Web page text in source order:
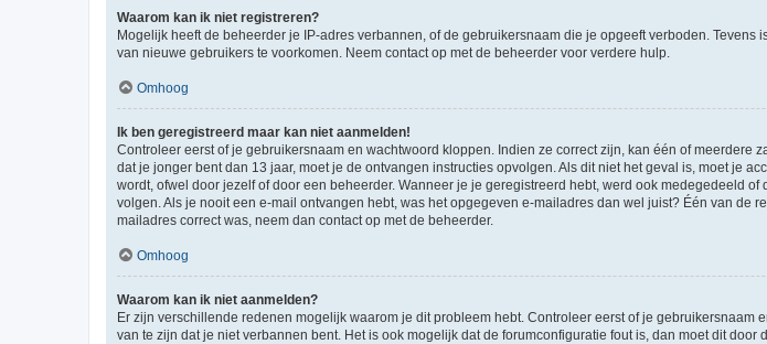
Waarom kan ik niet registreren?
Mogelijk heeft de beheerder je IP-adres verbannen, of de gebruikersnaam die je opgeeft verboden.
van nieuwe gebruikers te voorkomen. Neem contact op met de beheerder voor verdere hulp.
Omhoog
Ik ben geregistreerd maar kan niet aanmelden!
Controleer eerst of je gebruikersnaam en wachtwoord kloppen. Indien ze correct zijn, kan één of
dat je jonger bent dan 13 jaar, moet je de ontvangen instructies opvolgen. Als dit niet het geval is, moet je
wordt, ofwel door jezelf of door een beheerder. Wanneer je je geregistreerd hebt, werd ook medegedeeld
volgen. Als je nooit een e-mail ontvangen hebt, was het opgegeven e-mailadres dan wel juist? Één van de
mailadres correct was, neem dan contact op met de beheerder.
Omhoog
Waarom kan ik niet aanmelden?
Er zijn verschillende redenen mogelijk waarom je dit probleem hebt. Controleer eerst of je
van te zijn dat je niet verbannen bent. Het is ook mogelijk dat de forumconfiguratie fout is, dan moet dit door